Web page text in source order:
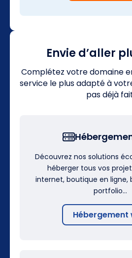
Envie d’aller
Complétez votre domaine
service le plus adapté à
pas déjà
Découvrez nos solutions
héberger tous vos
internet, boutique en ligne,
portfolio…
Hébergement